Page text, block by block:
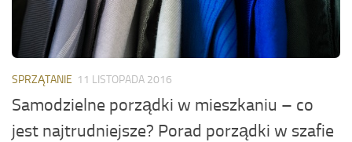
SPRZĄTANIE 11 LISTOPADA 2016
Samodzielne porządki w mieszkaniu – co
jest najtrudniejsze? Porad porządki w szafie